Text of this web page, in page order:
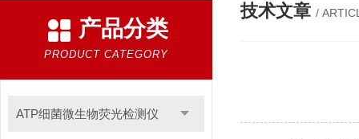
产品分类
PRODUCT CATEGORY
ATP细菌微生物荧光检测仪
技术文章 /